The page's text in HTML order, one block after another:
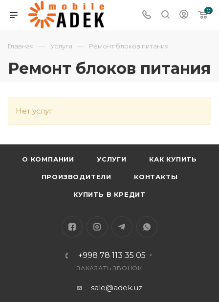
0
Главная — Услуги — Ремонт блоков питания
Ремонт блоков питания
Нет услуг
О КОМПАНИИ УСЛУГИ КАК КУПИТЬ
ПРОИЗВОДИТЕЛИ КОНТАКТЫ
КУПИТЬ В КРЕДИТ
+998 78 113 35 05
ЗАКАЗАТЬ ЗВОНОК
sale@adek.uz